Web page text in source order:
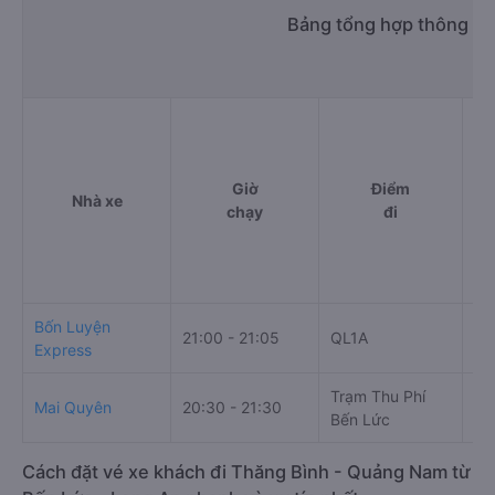
g. Review, đánh giá chất lượng xe Mai Quyên
Long An đi Thăng Bình - Quảng Nam Mai Quyên
Xem địa chỉ văn phòng nhà xe Mai Quyên:
https://vexere.com/vi-VN/xe-mai-quyen
Thăng Bình - Quảng Nam:1900 888684